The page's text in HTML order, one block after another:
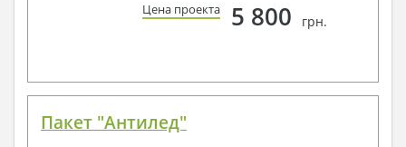
Цена проекта 5 800 грн.
Пакет "Антилед"